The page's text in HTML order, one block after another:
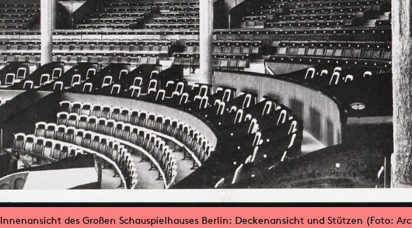
Innenansicht des Großen Schauspielhauses Berlin: Deckenansicht und Stützen (Foto: